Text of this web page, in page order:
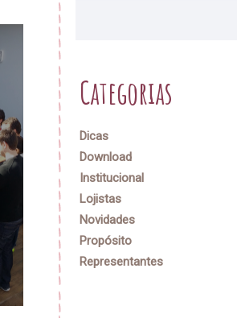
Categorias
Dicas
Download
Institucional
Lojistas
Novidades
Propósito
Representantes